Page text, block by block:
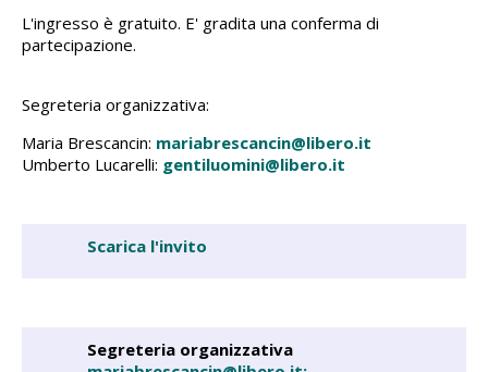
L'ingresso è gratuito. E' gradita una conferma di
partecipazione.
Segreteria organizzativa:
Maria Brescancin: mariabrescancin@libero.it
Umberto Lucarelli: gentiluomini@libero.it
Scarica l'invito
Segreteria organizzativa